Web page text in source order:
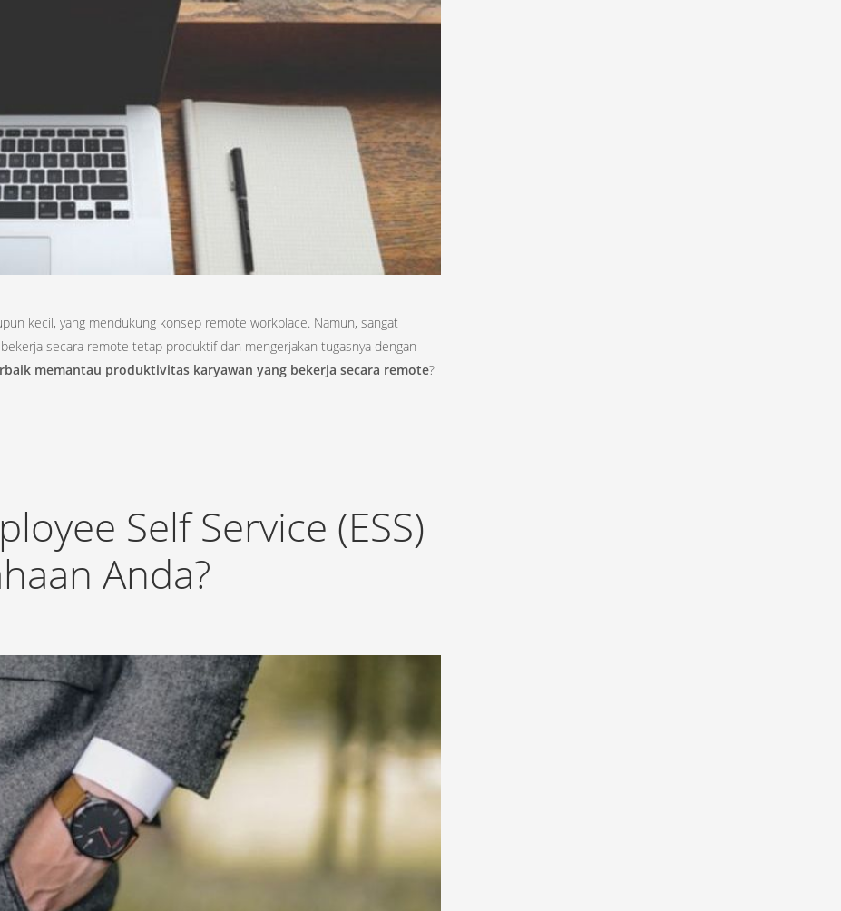
kecil, yang mendukung konsep remote workplace. Namun, sangat
secara remote tetap produktif dan mengerjakan tugasnya dengan
memantau produktivitas karyawan yang bekerja secara remote?
Self Service (ESS)
Anda?